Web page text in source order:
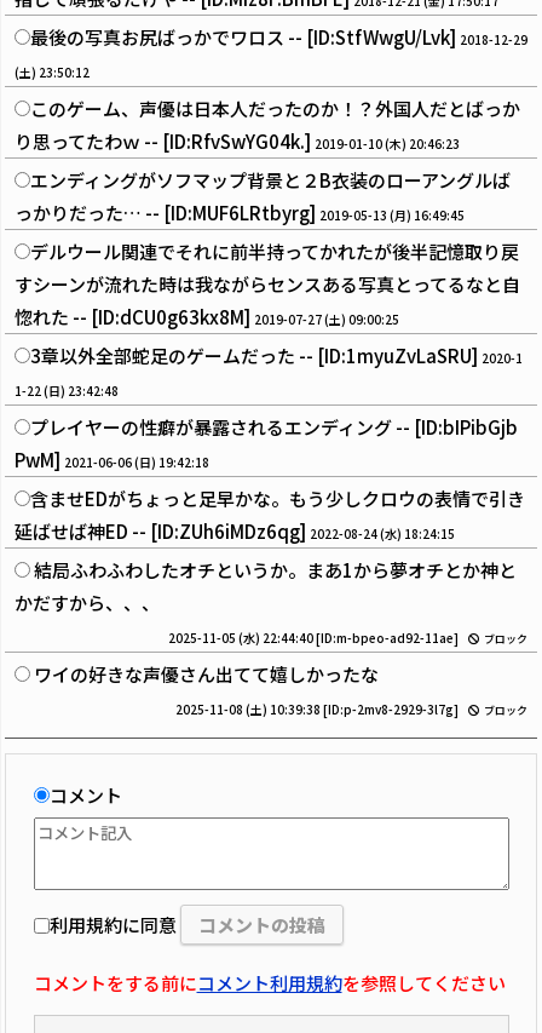
最後の写真お尻ばっかでワロス -- [ID:StfWwgU/Lvk] 2018-12-29
(土) 23:50:12
このゲーム、声優は日本人だったのか！？外国人だとばっか
り思ってたわｗ -- [ID:RfvSwYG04k.] 2019-01-10 (木) 20:46:23
エンディングがソフマップ背景と２B衣装のローアングルば
っかりだった… -- [ID:MUF6LRtbyrg] 2019-05-13 (月) 16:49:45
デルウール関連でそれに前半持ってかれたが後半記憶取り戻
すシーンが流れた時は我ながらセンスある写真とってるなと自
惚れた -- [ID:dCU0g63kx8M] 2019-07-27 (土) 09:00:25
3章以外全部蛇足のゲームだった -- [ID:1myuZvLaSRU] 2020-1
1-22 (日) 23:42:48
プレイヤーの性癖が暴露されるエンディング -- [ID:bIPibGjb
PwM] 2021-06-06 (日) 19:42:18
含ませEDがちょっと足早かな。もう少しクロウの表情で引き
延ばせば神ED -- [ID:ZUh6iMDz6qg] 2022-08-24 (水) 18:24:15
結局ふわふわしたオチというか。まあ1から夢オチとか神と
かだすから、、、
2025-11-05 (水) 22:44:40[ID:m-bpeo-ad92-11ae] ブロック
ワイの好きな声優さん出てて嬉しかったな
2025-11-08 (土) 10:39:38 [ID:p-2mv8-2929-3l7g] ブロック
コメント
利用規約に同意
コメントをする前にコメント利用規約を参照してください